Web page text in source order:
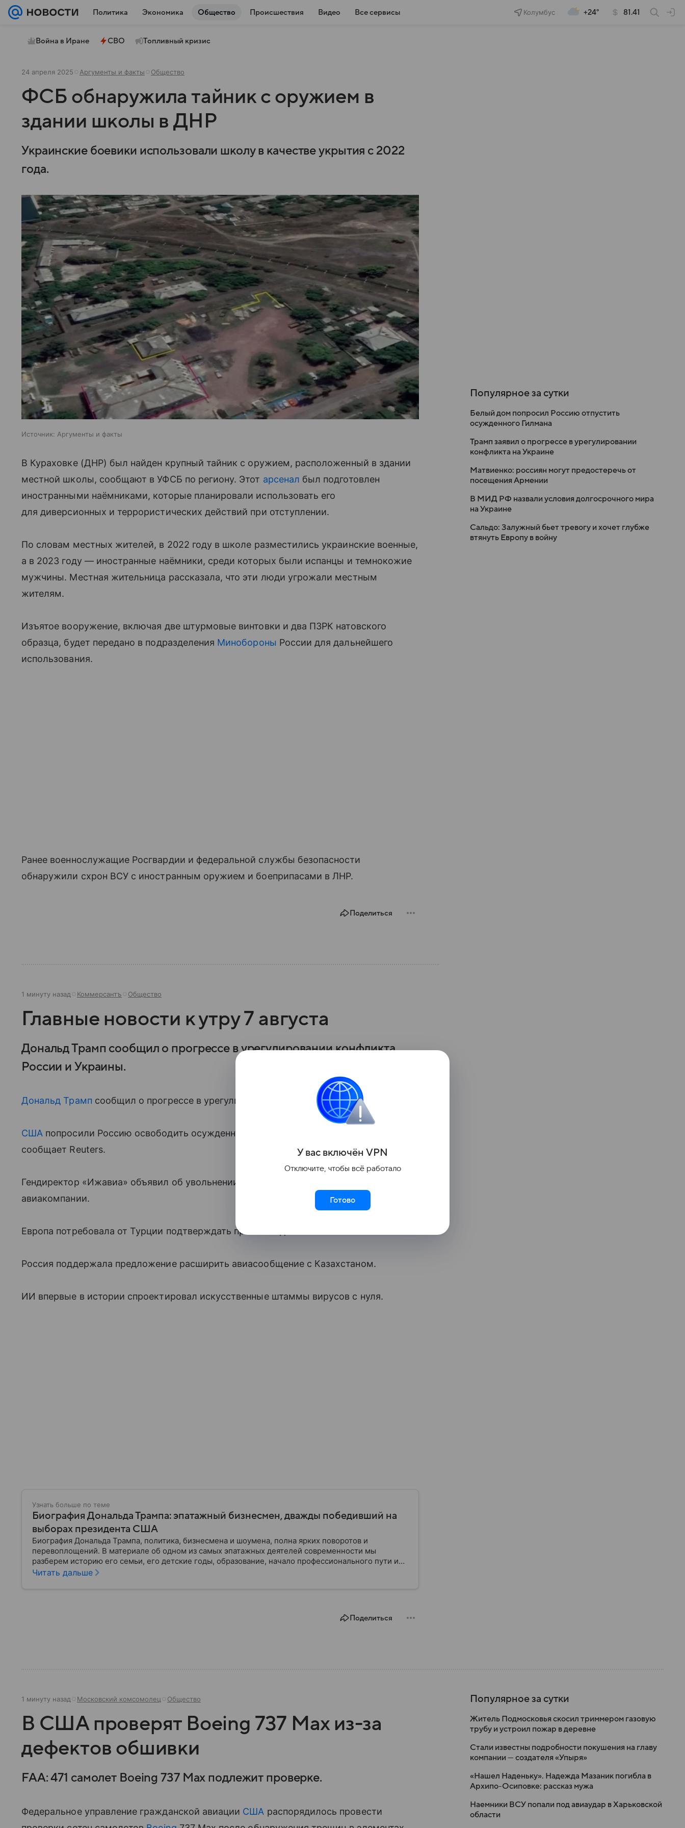
Политика Экономика Общество Происшествия Видео Все сервисы Колумбус +24° 81.41
Война в Иране СВО Топливный кризис
24 апреля 2025 Аргументы и факты Общество
ФСБ обнаружила тайник с оружием в
здании школы в ДНР
Украинские боевики использовали школу в качестве укрытия с 2022
года.
Источник: Аргументы и факты
В Кураховке (ДНР) был найден крупный тайник с оружием, расположенный в здании
местной школы, сообщают в УФСБ по региону. Этот арсенал был подготовлен
иностранными наёмниками, которые планировали использовать его
для диверсионных и террористических действий при отступлении.
По словам местных жителей, в 2022 году в школе разместились украинские военные,
а в 2023 году — иностранные наёмники, среди которых были испанцы и темнокожие
мужчины. Местная жительница рассказала, что эти люди угрожали местным
жителям.
Изъятое вооружение, включая две штурмовые винтовки и два ПЗРК натовского
образца, будет передано в подразделения Минобороны России для дальнейшего
использования.
Ранее военнослужащие Росгвардии и федеральной службы безопасности
обнаружили схрон ВСУ с иностранным оружием и боеприпасами в ЛНР.
Поделиться
1 минуту назад Коммерсантъ Общество
Главные новости к утру 7 августа
Дональд Трамп сообщил о прогрессе в урегулировании конфликта
России и Украины.
Дональд Трамп сообщил о прогрессе в урегулировании конфликта России и Украины.
США попросили Россию освободить осужденного американца Роберта Гилмана,
сообщает Reuters.
Гендиректор «Ижавиа» объявил об увольнении после отзыва сертификата
авиакомпании.
Европа потребовала от Турции подтверждать происхождение газа.
Россия поддержала предложение расширить авиасообщение с Казахстаном.
ИИ впервые в истории спроектировал искусственные штаммы вирусов с нуля.
Узнать больше по теме
Биография Дональда Трампа: эпатажный бизнесмен, дважды победивший на
выборах президента США
Биография Дональда Трампа, политика, бизнесмена и шоумена, полна ярких поворотов и
перевоплощений. В материале об одном из самых эпатажных деятелей современности мы
разберем историю его семьи, его детские годы, образование, начало профессионального пути и
политической карьеры.
Читать дальше
Поделиться
Популярное за сутки
Белый дом попросил Россию отпустить
осужденного Гилмана
Трамп заявил о прогрессе в урегулировании
конфликта на Украине
Матвиенко: россиян могут предостеречь от
посещения Армении
В МИД РФ назвали условия долгосрочного мира
на Украине
Сальдо: Залужный бьет тревогу и хочет глубже
втянуть Европу в войну
1 минуту назад Московский комсомолец Общество
В США проверят Boeing 737 Max из-за
дефектов обшивки
FAA: 471 самолет Boeing 737 Max подлежит проверке.
Федеральное управление гражданской авиации США распорядилось провести
Популярное за сутки
Житель Подмосковья скосил триммером газовую
трубу и устроил пожар в деревне
Стали известны подробности покушения на главу
компании — создателя «Упыря»
«Нашел Наденьку». Надежда Мазаник погибла в
Архипо-Осиповке: рассказ мужа
Наемники ВСУ попали под авиаудар в Харьковской
области
У вас включён VPN
Отключите, чтобы всё работало
Готово